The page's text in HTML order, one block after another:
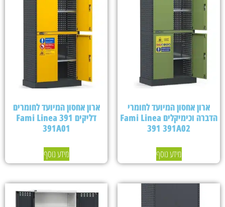
ארון אחסון המיועד לחומרי
הדברה וכימיקלים Fami Linea
391 391A02
מידע נוסף
ארון אחסון המיועד לחומרים
דליקים Fami Linea 391
391A01
מידע נוסף